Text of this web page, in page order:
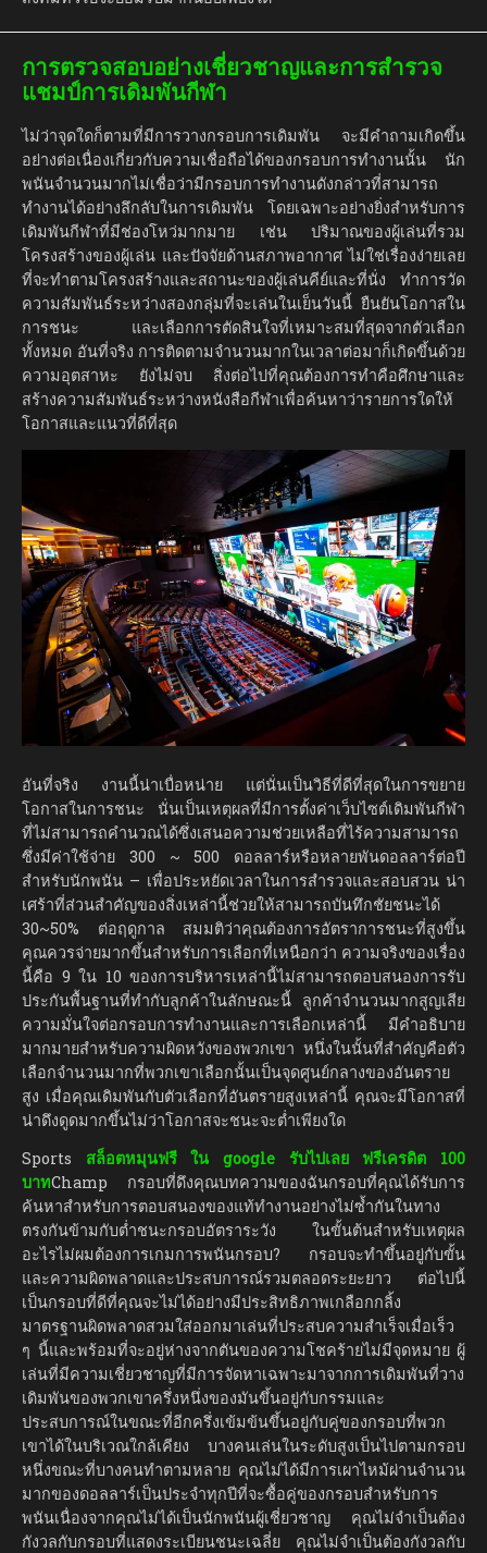
การตรวจสอบอย่างเชี่ยวชาญและการสำรวจ
แชมป์การเดิมพันกีฬา
ไม่ว่าจุดใดก็ตามที่มีการวางกรอบการเดิมพัน จะมีคำถามเกิดขึ้น
อย่างต่อเนื่องเกี่ยวกับความเชื่อถือได้ของกรอบการทำงานนั้น นัก
พนันจำนวนมากไม่เชื่อว่ามีกรอบการทำงานดังกล่าวที่สามารถ
ทำงานได้อย่างลึกลับในการเดิมพัน โดยเฉพาะอย่างยิ่งสำหรับการ
เดิมพันกีฬาที่มีช่องโหว่มากมาย เช่น ปริมาณของผู้เล่นที่รวม
โครงสร้างของผู้เล่น และปัจจัยด้านสภาพอากาศ ไม่ใช่เรื่องง่ายเลย
ที่จะทำตามโครงสร้างและสถานะของผู้เล่นคีย์และที่นั่ง ทำการวัด
ความสัมพันธ์ระหว่างสองกลุ่มที่จะเล่นในเย็นวันนี้ ยืนยันโอกาสใน
การชนะ และเลือกการตัดสินใจที่เหมาะสมที่สุดจากตัวเลือก
ทั้งหมด อันที่จริง การติดตามจำนวนมากในเวลาต่อมาก็เกิดขึ้นด้วย
ความอุตสาหะ ยังไม่จบ สิ่งต่อไปที่คุณต้องการทำคือศึกษาและ
สร้างความสัมพันธ์ระหว่างหนังสือกีฬาเพื่อค้นหาว่ารายการใดให้
โอกาสและแนวที่ดีที่สุด
อันที่จริง งานนี้น่าเบื่อหน่าย แต่นั่นเป็นวิธีที่ดีที่สุดในการขยาย
โอกาสในการชนะ นั่นเป็นเหตุผลที่มีการตั้งค่าเว็บไซต์เดิมพันกีฬา
ที่ไม่สามารถคำนวณได้ซึ่งเสนอความช่วยเหลือที่ไร้ความสามารถ
ซึ่งมีค่าใช้จ่าย 300 ~ 500 ดอลลาร์หรือหลายพันดอลลาร์ต่อปี
สำหรับนักพนัน – เพื่อประหยัดเวลาในการสำรวจและสอบสวน น่า
เศร้าที่ส่วนสำคัญของสิ่งเหล่านี้ช่วยให้สามารถบันทึกชัยชนะได้
30~50% ต่อฤดูกาล สมมติว่าคุณต้องการอัตราการชนะที่สูงขึ้น
คุณควรจ่ายมากขึ้นสำหรับการเลือกที่เหนือกว่า ความจริงของเรื่อง
นี้คือ 9 ใน 10 ของการบริหารเหล่านี้ไม่สามารถตอบสนองการรับ
ประกันพื้นฐานที่ทำกับลูกค้าในลักษณะนี้ ลูกค้าจำนวนมากสูญเสีย
ความมั่นใจต่อกรอบการทำงานและการเลือกเหล่านี้ มีคำอธิบาย
มากมายสำหรับความผิดหวังของพวกเขา หนึ่งในนั้นที่สำคัญคือตัว
เลือกจำนวนมากที่พวกเขาเลือกนั้นเป็นจุดศูนย์กลางของอันตราย
สูง เมื่อคุณเดิมพันกับตัวเลือกที่อันตรายสูงเหล่านี้ คุณจะมีโอกาสที่
น่าดึงดูดมากขึ้นไม่ว่าโอกาสจะชนะจะต่ำเพียงใด
Sports สล็อตหมุนฟรี ใน google รับไปเลย ฟรีเครดิต 100
บาทChamp กรอบที่ดึงคุณบทความของฉันกรอบที่คุณได้รับการ
ค้นหาสำหรับการตอบสนองของแท้ทำงานอย่างไม่ซ้ำกันในทาง
ตรงกันข้ามกับต่ำชนะกรอบอัตราระวัง ในขั้นต้นสำหรับเหตุผล
อะไรไม่ผมต้องการเกมการพนันกรอบ? กรอบจะทำขึ้นอยู่กับขั้น
และความผิดพลาดและประสบการณ์รวมตลอดระยะยาว ต่อไปนี้
เป็นกรอบที่ดีที่คุณจะไม่ได้อย่างมีประสิทธิภาพเกลือกกลิ้ง
มาตรฐานผิดพลาดสวมใส่ออกมาเล่นที่ประสบความสำเร็จเมื่อเร็ว
ๆ นี้และพร้อมที่จะอยู่ห่างจากตันของความโชคร้ายไม่มีจุดหมาย ผู้
เล่นที่มีความเชี่ยวชาญที่มีการจัดหาเฉพาะมาจากการเดิมพันที่วาง
เดิมพันของพวกเขาครึ่งหนึ่งของมันขึ้นอยู่กับกรรมและ
ประสบการณ์ในขณะที่อีกครึ่งเข้มข้นขึ้นอยู่กับคู่ของกรอบที่พวก
เขาได้ในบริเวณใกล้เคียง บางคนเล่นในระดับสูงเป็นไปตามกรอบ
หนึ่งขณะที่บางคนทำตามหลาย คุณไม่ได้มีการเผาไหม้ผ่านจำนวน
มากของดอลลาร์เป็นประจำทุกปีที่จะซื้อคู่ของกรอบสำหรับการ
พนันเนื่องจากคุณไม่ได้เป็นนักพนันผู้เชี่ยวชาญ คุณไม่จำเป็นต้อง
กังวลกับกรอบที่แสดงระเบียนชนะเฉลี่ย คุณไม่จำเป็นต้องกังวลกับ